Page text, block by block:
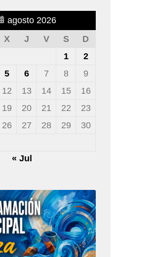
agosto 2026
X J V S
D
1
2
5 6 7 8
9
12 13 14 15
16
19 20 21 22
23
26 27 28 29
30
« Jul